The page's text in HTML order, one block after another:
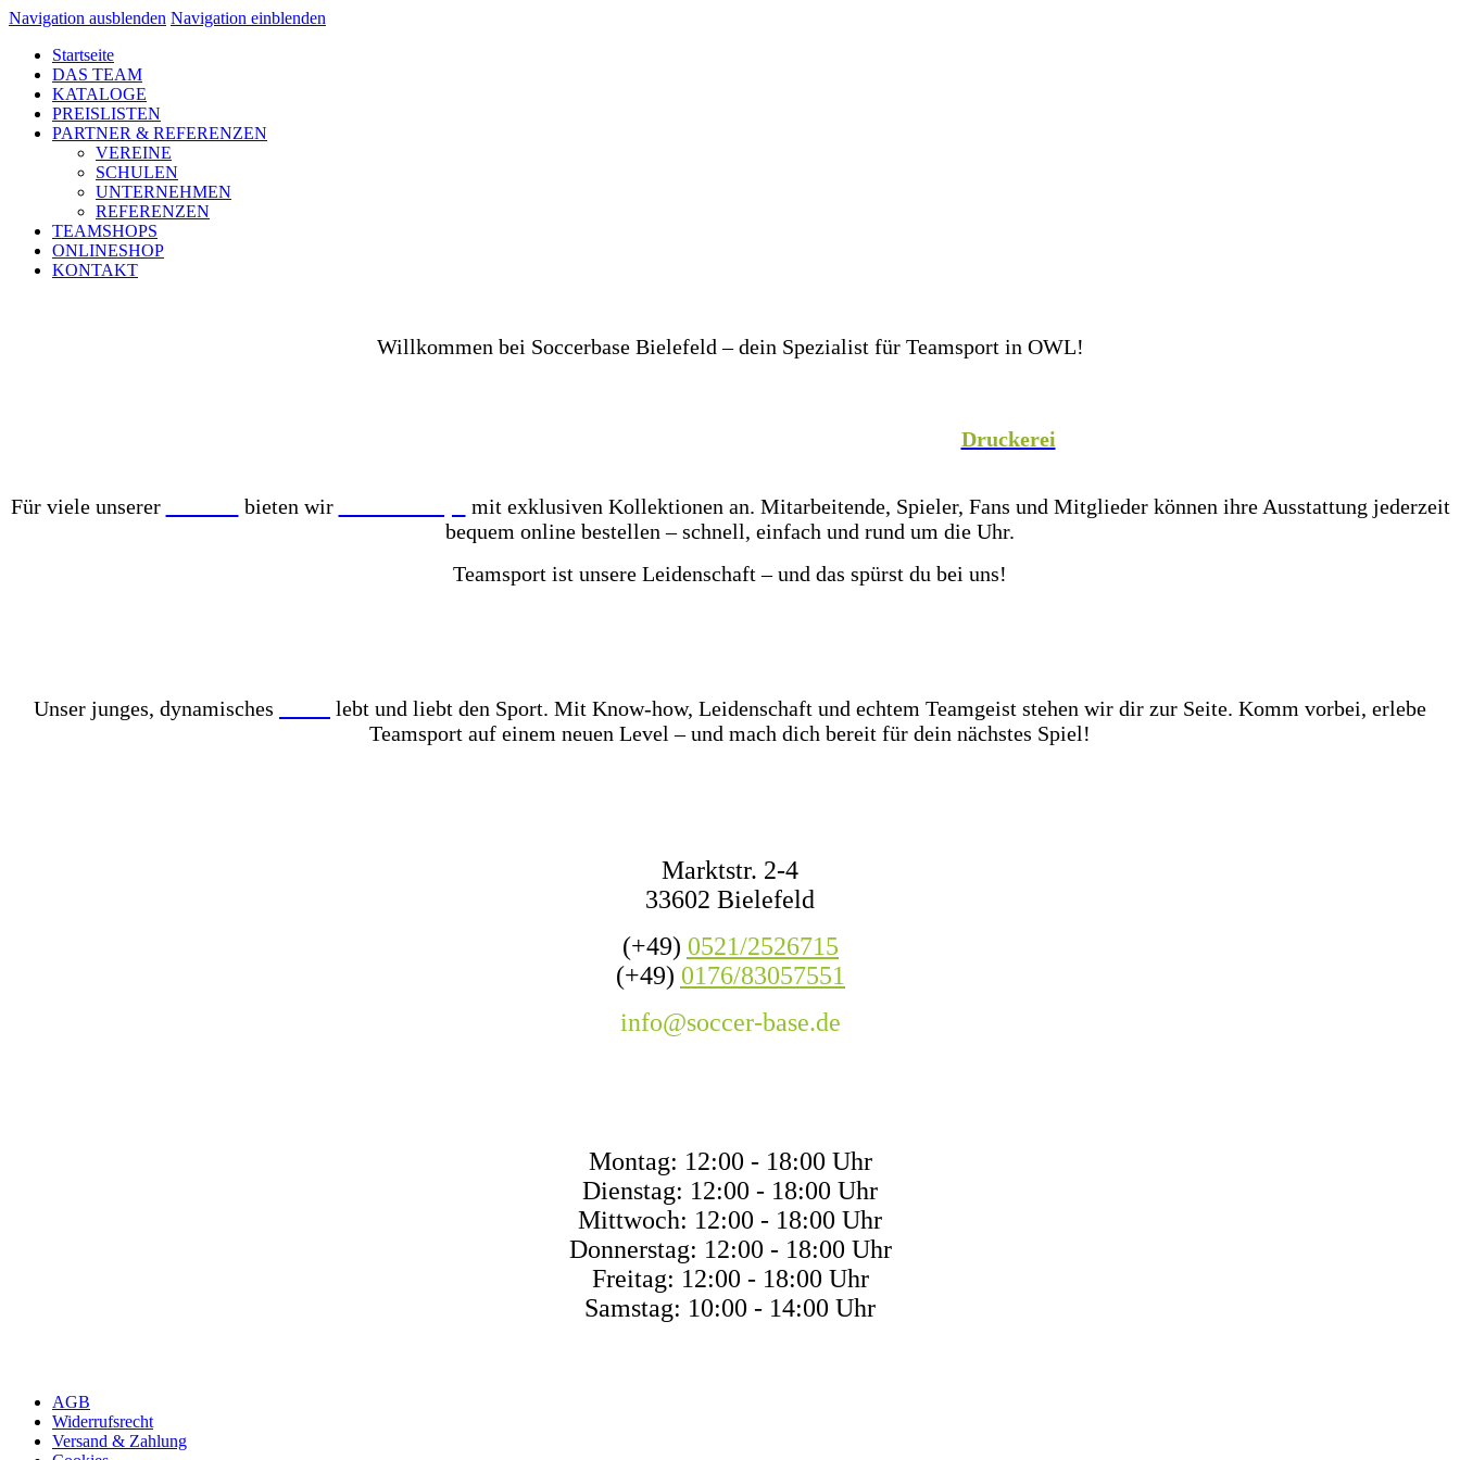
Navigation ausblenden Navigation einblenden
Startseite
DAS TEAM
KATALOGE
PREISLISTEN
PARTNER & REFERENZEN
VEREINE
SCHULEN
UNTERNEHMEN
REFERENZEN
TEAMSHOPS
ONLINESHOP
KONTAKT
Willkommen bei Soccerbase Bielefeld – dein Spezialist für Teamsport in OWL!
Druckerei
Für viele unserer
bieten wir
mit exklusiven Kollektionen an. Mitarbeitende, Spieler, Fans und Mitglieder können ihre Ausstattung jederzeit
bequem online bestellen – schnell, einfach und rund um die Uhr.
Teamsport ist unsere Leidenschaft – und das spürst du bei uns!
Unser junges, dynamisches
lebt und liebt den Sport. Mit Know-how, Leidenschaft und echtem Teamgeist stehen wir dir zur Seite. Komm vorbei, erlebe
Teamsport auf einem neuen Level – und mach dich bereit für dein nächstes Spiel!
Marktstr. 2-4
33602 Bielefeld
(+49) 0521/2526715
(+49) 0176/83057551
info@soccer-base.de
Montag: 12:00 - 18:00 Uhr
Dienstag: 12:00 - 18:00 Uhr
Mittwoch: 12:00 - 18:00 Uhr
Donnerstag: 12:00 - 18:00 Uhr
Freitag: 12:00 - 18:00 Uhr
Samstag: 10:00 - 14:00 Uhr
AGB
Widerrufsrecht
Versand & Zahlung